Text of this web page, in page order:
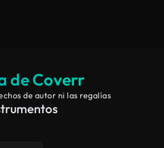
de Coverr
de autor ni las regalías